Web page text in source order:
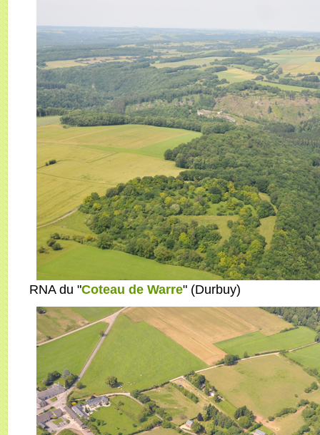
RNA du "Coteau de Warre" (Durbuy)